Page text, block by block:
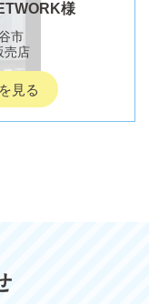
様
市
売店
見る